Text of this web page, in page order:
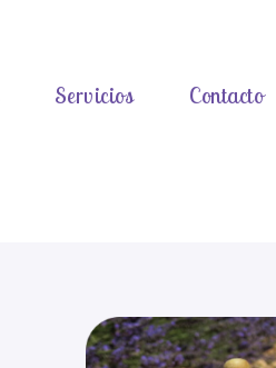
Servicios Contacto